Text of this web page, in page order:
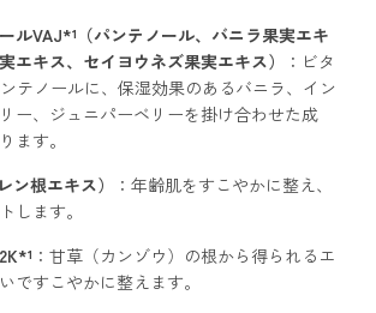
ルVAJ*¹（パンテノール、バニラ果実エキ
エキス、セイヨウネズ果実エキス）
：ビタ
テノールに、保湿効果のあるバニラ、イン
ー、ジュニパーベリーを掛け合わせた成
ます。
ン根エキス）
：年齢肌をすこやかに整え、
します。
：甘草（カンゾウ）の根から得られるエ
ですこやかに整えます。